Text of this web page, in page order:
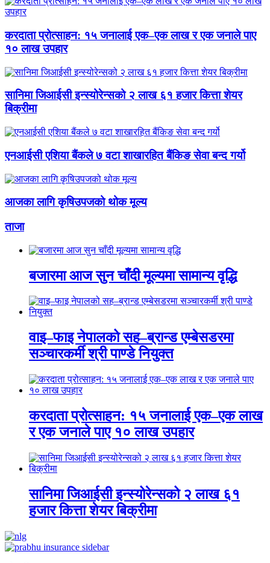
करदाता प्रोत्साहन: १५ जनालाई एक–एक लाख र एक जनाले पाए
१० लाख उपहार
सानिमा जिआईसी इन्स्योरेन्सको २ लाख ६१ हजार कित्ता शेयर
बिक्रीमा
एनआईसी एशिया बैंकले ७ वटा शाखारहित बैंकिङ सेवा बन्द गर्यो
आजका लागि कृषिउपजको थोक मूल्य
ताजा
बजारमा आज सुन चाँदी मूल्यमा सामान्य वृद्धि
वाइ–फाइ नेपालको सह–ब्रान्ड एम्बेसडरमा
सञ्चारकर्मी श्री पाण्डे नियुक्त
करदाता प्रोत्साहन: १५ जनालाई एक–एक लाख
र एक जनाले पाए १० लाख उपहार
सानिमा जिआईसी इन्स्योरेन्सको २ लाख ६१
हजार कित्ता शेयर बिक्रीमा